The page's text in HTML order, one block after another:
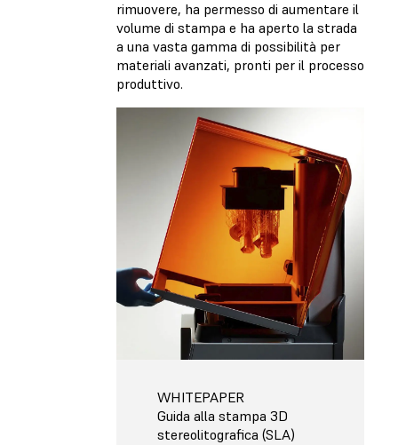
rimuovere, ha permesso di aumentare il
volume di stampa e ha aperto la strada
a una vasta gamma di possibilità per
materiali avanzati, pronti per il processo
produttivo.
WHITEPAPER
Guida alla stampa 3D
stereolitografica (SLA)